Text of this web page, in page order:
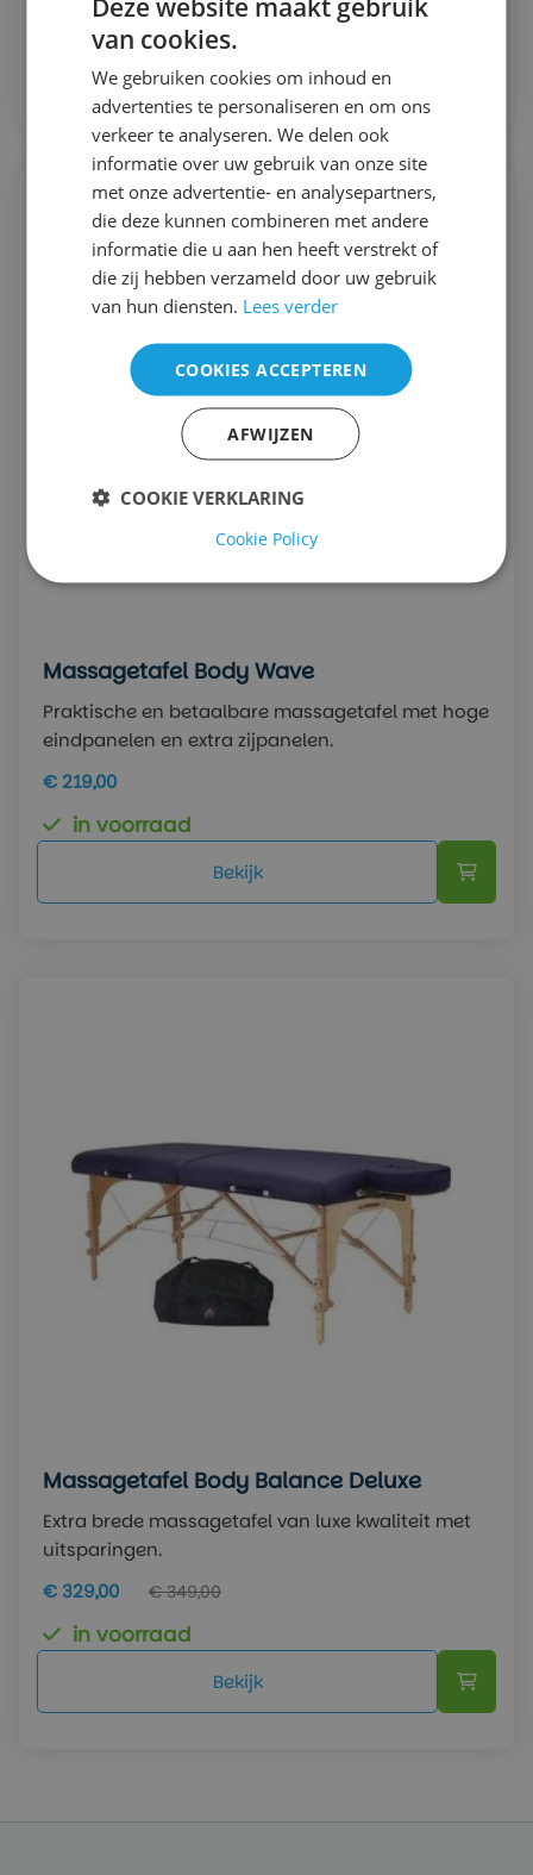
in voorraad
Massagetafel Body Wave
Praktische en betaalbare massagetafel met hoge
eindpanelen en extra zijpanelen.
€ 219,00
in voorraad
Bekijk
Massagetafel Body Balance Deluxe
Extra brede massagetafel van luxe kwaliteit met
uitsparingen.
€ 329,00
€ 349,00
in voorraad
Bekijk
van cookies.
We gebruiken cookies om inhoud en
advertenties te personaliseren en om ons
verkeer te analyseren. We delen ook
informatie over uw gebruik van onze site
met onze advertentie- en analysepartners,
die deze kunnen combineren met andere
informatie die u aan hen heeft verstrekt of
die zij hebben verzameld door uw gebruik
van hun diensten. Lees verder
COOKIES ACCEPTEREN
AFWIJZEN
COOKIE VERKLARING
Cookie Policy